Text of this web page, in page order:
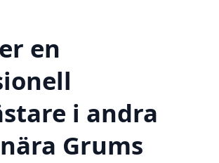
en
i andra
Grums